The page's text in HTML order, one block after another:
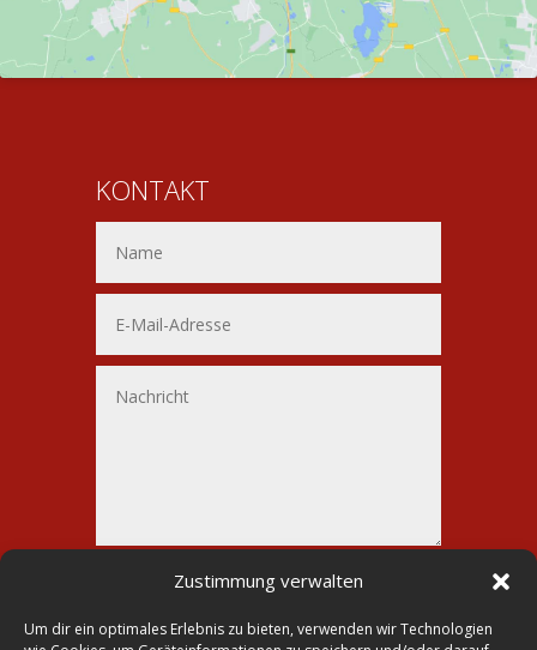
Zustimmung verwalten
Um dir ein optimales Erlebnis zu bieten, verwenden wir Technologien
KONTAKT
3 + 2= Senden